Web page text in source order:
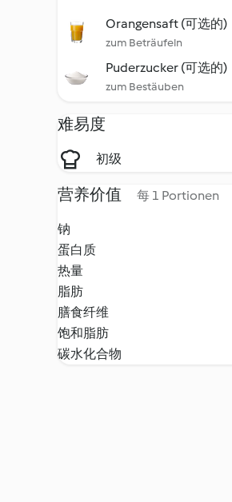
Orangensaft (可选的)
zum Beträufeln
Puderzucker (可选的)
zum Bestäuben
难易度
初级
营养价值 每 1 Portionen
钠
蛋白质
热量
脂肪
膳食纤维
饱和脂肪
碳水化合物